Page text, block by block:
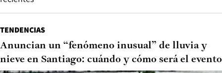
TENDENCIAS
Anuncian un “fenómeno inusual” de lluvia y
nieve en Santiago: cuándo y cómo será el evento